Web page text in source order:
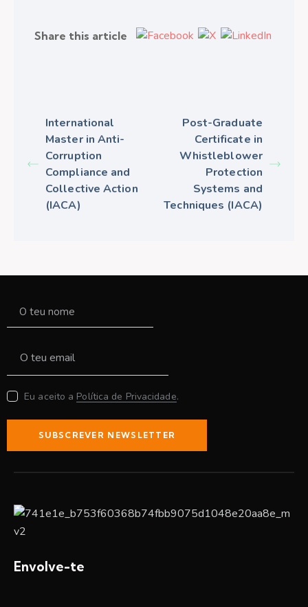
Share this article
International
Master in Anti-
Corruption
Compliance and
Collective Action
(IACA)
Post-Graduate
Certificate in
Whistleblower
Protection
Systems and
Techniques (IACA)
Eu aceito a Política de Privacidade.
SUBSCREVER NEWSLETTER
Envolve-te